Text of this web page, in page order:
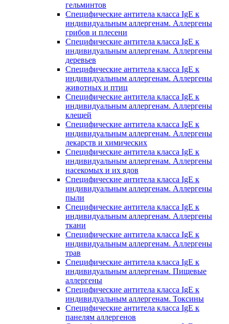
гельминтов
Специфические антитела класса IgE к
индивидуальным аллергенам. Аллергены
грибов и плесени
Специфические антитела класса IgE к
индивидуальным аллергенам. Аллергены
деревьев
Специфические антитела класса IgE к
индивидуальным аллергенам. Аллергены
животных и птиц
Специфические антитела класса IgE к
индивидуальным аллергенам. Аллергены
клещей
Специфические антитела класса IgE к
индивидуальным аллергенам. Аллергены
лекарств и химических
Специфические антитела класса IgE к
индивидуальным аллергенам. Аллергены
насекомых и их ядов
Специфические антитела класса IgE к
индивидуальным аллергенам. Аллергены
пыли
Специфические антитела класса IgE к
индивидуальным аллергенам. Аллергены
ткани
Специфические антитела класса IgE к
индивидуальным аллергенам. Аллергены
трав
Специфические антитела класса IgE к
индивидуальным аллергенам. Пищевые
аллергены
Специфические антитела класса IgE к
индивидуальным аллергенам. Токсины
Специфические антитела класса IgE к
панелям аллергенов